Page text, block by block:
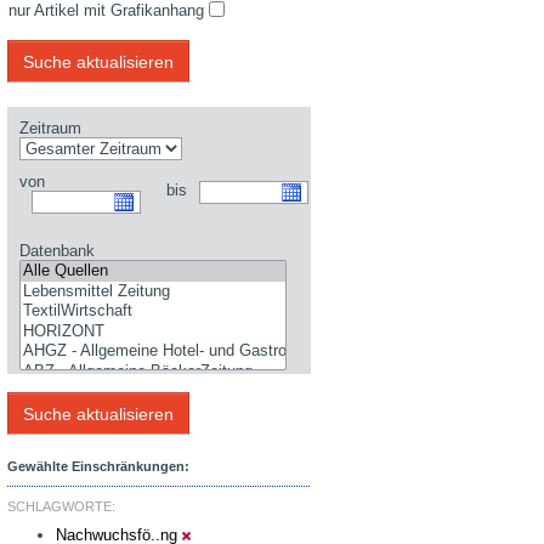
nur Artikel mit Grafikanhang
Zeitraum
von bis
Datenbank
Gewählte Einschränkungen:
SCHLAGWORTE:
Nachwuchsfö..ng